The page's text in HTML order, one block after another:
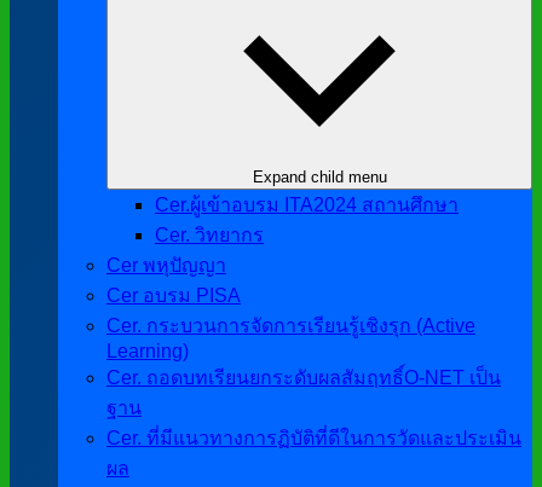
Expand child menu
Cer.ผู้เข้าอบรม ITA2024 สถานศึกษา
Cer. วิทยากร
Cer พหุปัญญา
Cer อบรม PISA
Cer. กระบวนการจัดการเรียนรู้เชิงรุก (Active
Learning)
Cer. ถอดบทเรียนยกระดับผลสัมฤทธิ์O-NET เป็น
ฐาน
Cer. ที่มีแนวทางการฏิบัติที่ดีในการวัดและประเมิน
ผล